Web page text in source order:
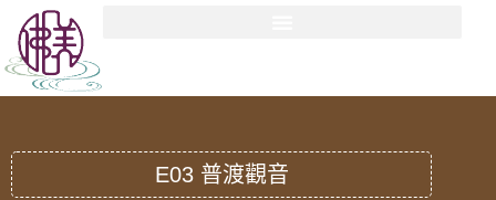
E03 普渡觀音